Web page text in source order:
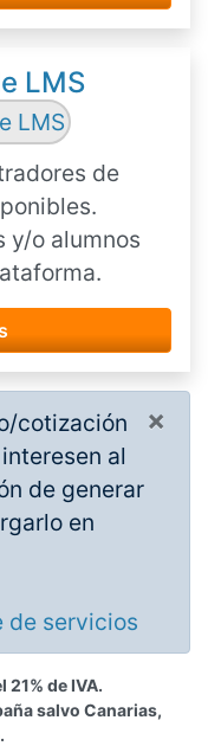
LMS
de
y/o alumnos
×
cotización
al
de generar
en
de servicios
de IVA.
salvo Canarias,